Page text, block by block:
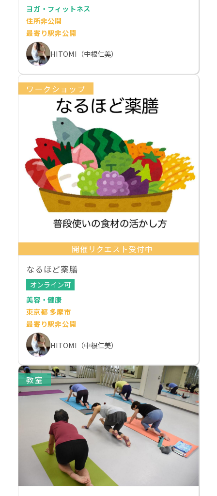
ヨガ・フィットネス
住所非公開
最寄り駅非公開
HITOMI（中根仁美）
ワークショップ
開催リクエスト受付中
なるほど薬膳
オンライン可
美容・健康
東京都 多摩市
最寄り駅非公開
HITOMI（中根仁美）
教室